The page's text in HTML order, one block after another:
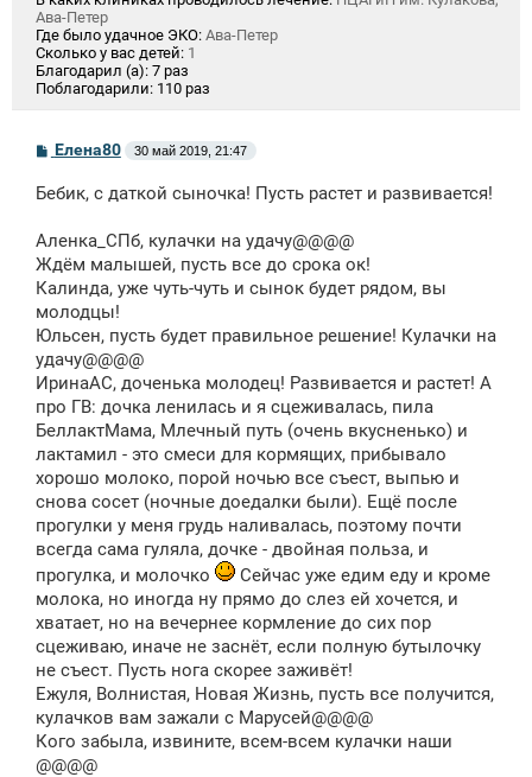
Ава-Петер
Где было удачное ЭКО: Ава-Петер
Сколько у вас детей: 1
Благодарил (а): 7 раз
Поблагодарили: 110 раз
С
б
н
и
Елена80 30 май 2019, 21:47
Бебик, с даткой сыночка! Пусть растет и развивается!
Аленка_СПб, кулачки на удачу@@@@
Ждём малышей, пусть все до срока ок!
Калинда, уже чуть-чуть и сынок будет рядом, вы
молодцы!
Юльсен, пусть будет правильное решение! Кулачки на
удачу@@@@
ИринаАС, доченька молодец! Развивается и растет! А
про ГВ: дочка ленилась и я сцеживалась, пила
БеллактМама, Млечный путь (очень вкусненько) и
лактамил - это смеси для кормящих, прибывало
хорошо молоко, порой ночью все съест, выпью и
снова сосет (ночные доедалки были). Ещё после
прогулки у меня грудь наливалась, поэтому почти
всегда сама гуляла, дочке - двойная польза, и
прогулка, и молочко
Сейчас уже едим еду и кроме
молока, но иногда ну прямо до слез ей хочется, и
хватает, но на вечернее кормление до сих пор
сцеживаю, иначе не заснёт, если полную бутылочку
не съест. Пусть нога скорее заживёт!
Ежуля, Волнистая, Новая Жизнь, пусть все получится,
кулачков вам зажали с Марусей@@@@
Кого забыла, извините, всем-всем кулачки наши
@@@@